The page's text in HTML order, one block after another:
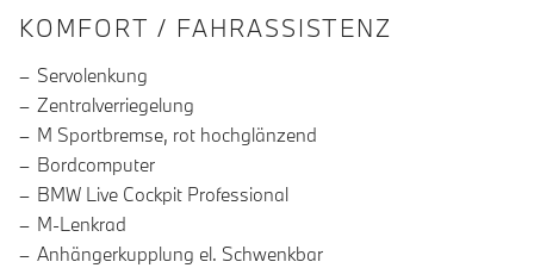
INFORMATIONEN ÜBER DIE
KOMFORT / FAHRASSISTENZ
Servolenkung
Zentralverriegelung
M Sportbremse, rot hochglänzend
Bordcomputer
BMW Live Cockpit Professional
M-Lenkrad
Anhängerkupplung el. Schwenkbar